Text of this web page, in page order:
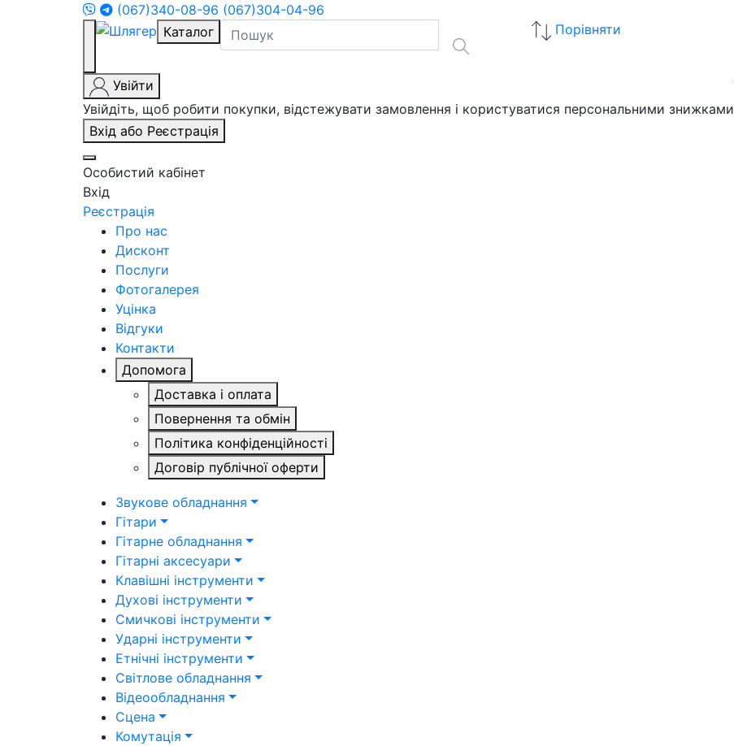
(067)340-08-96 (067)304-04-96
Каталог
Порівняти
Увійти
Увійдіть, щоб робити покупки, відстежувати замовлення і користуватися персональними знижками
Вхід або Реєстрація
Особистий кабінет
Вхід
Реєстрація
Про нас
Дисконт
Послуги
Фотогалерея
Уцінка
Відгуки
Контакти
Допомога
Доставка і оплата
Повернення та обмін
Політика конфіденційності
Договір публічної оферти
Звукове обладнання
Гітари
Гітарне обладнання
Гітарні аксесуари
Клавішні інструменти
Духові інструменти
Смичкові інструменти
Ударні інструменти
Етнічні інструменти
Світлове обладнання
Відеообладнання
Сцена
Комутація